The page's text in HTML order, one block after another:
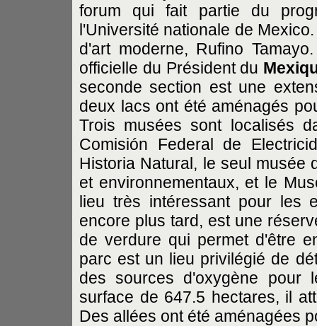
forum qui fait partie du
l'Université nationale de
d'art moderne, Rufino
officielle du Président du
seconde section est une
deux lacs ont été aménagés
Trois musées sont localisés
Comisión Federal de
Historia Natural, le seul musée
et environnementaux, et le
lieu très intéressant pour les
encore plus tard, est une
de verdure qui permet d'être
parc est un lieu privilégié de
des sources d'oxygène pour
surface de 647.5 hectares, il
Des allées ont été aménagées